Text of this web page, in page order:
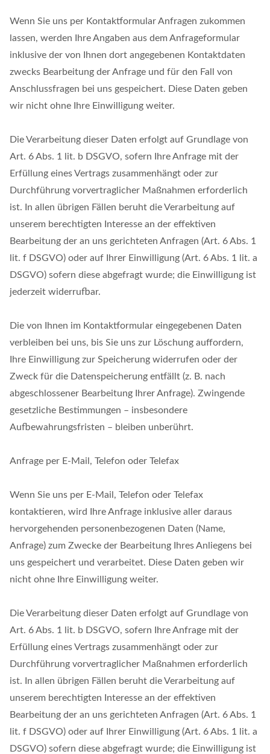
Wenn Sie uns per Kontaktformular Anfragen zukommen
lassen, werden Ihre Angaben aus dem Anfrageformular
inklusive der von Ihnen dort angegebenen Kontaktdaten
zwecks Bearbeitung der Anfrage und für den Fall von
Anschlussfragen bei uns gespeichert. Diese Daten geben
wir nicht ohne Ihre Einwilligung weiter.
Die Verarbeitung dieser Daten erfolgt auf Grundlage von
Art. 6 Abs. 1 lit. b DSGVO, sofern Ihre Anfrage mit der
Erfüllung eines Vertrags zusammenhängt oder zur
Durchführung vorvertraglicher Maßnahmen erforderlich
ist. In allen übrigen Fällen beruht die Verarbeitung auf
unserem berechtigten Interesse an der effektiven
Bearbeitung der an uns gerichteten Anfragen (Art. 6 Abs. 1
lit. f DSGVO) oder auf Ihrer Einwilligung (Art. 6 Abs. 1 lit. a
DSGVO) sofern diese abgefragt wurde; die Einwilligung ist
jederzeit widerrufbar.
Die von Ihnen im Kontaktformular eingegebenen Daten
verbleiben bei uns, bis Sie uns zur Löschung auffordern,
Ihre Einwilligung zur Speicherung widerrufen oder der
Zweck für die Datenspeicherung entfällt (z. B. nach
abgeschlossener Bearbeitung Ihrer Anfrage). Zwingende
gesetzliche Bestimmungen – insbesondere
Aufbewahrungsfristen – bleiben unberührt.
Anfrage per E-Mail, Telefon oder Telefax
Wenn Sie uns per E-Mail, Telefon oder Telefax
kontaktieren, wird Ihre Anfrage inklusive aller daraus
hervorgehenden personenbezogenen Daten (Name,
Anfrage) zum Zwecke der Bearbeitung Ihres Anliegens bei
uns gespeichert und verarbeitet. Diese Daten geben wir
nicht ohne Ihre Einwilligung weiter.
Die Verarbeitung dieser Daten erfolgt auf Grundlage von
Art. 6 Abs. 1 lit. b DSGVO, sofern Ihre Anfrage mit der
Erfüllung eines Vertrags zusammenhängt oder zur
Durchführung vorvertraglicher Maßnahmen erforderlich
ist. In allen übrigen Fällen beruht die Verarbeitung auf
unserem berechtigten Interesse an der effektiven
Bearbeitung der an uns gerichteten Anfragen (Art. 6 Abs. 1
lit. f DSGVO) oder auf Ihrer Einwilligung (Art. 6 Abs. 1 lit. a
DSGVO) sofern diese abgefragt wurde; die Einwilligung ist